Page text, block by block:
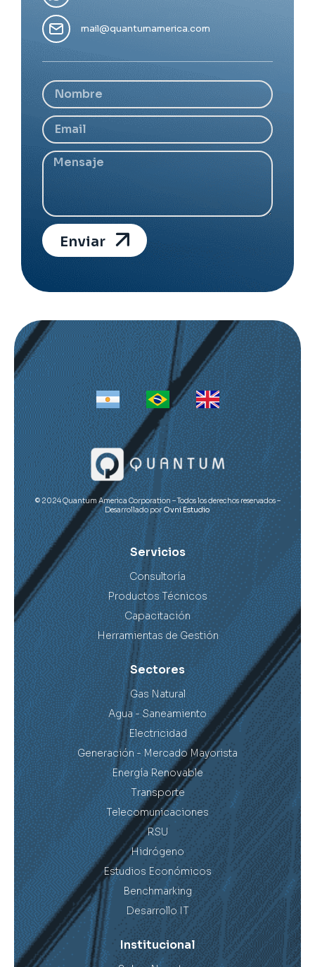
mail@quantumamerica.com
Enviar
© 2024 Quantum America Corporation – Todos los derechos reservados –
Desarrollado porOvni Estudio
Servicios
Consultoría
Productos Técnicos
Capacitación
Herramientas de Gestión
Sectores
Gas Natural
Agua - Saneamiento
Electricidad
Generación - Mercado Mayorista
Energía Renovable
Transporte
Telecomunicaciones
RSU
Hidrógeno
Estudios Económicos
Benchmarking
Desarrollo IT
Institucional